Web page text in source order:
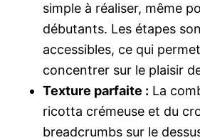
simple à réaliser, même
débutants. Les étapes
accessibles, ce qui
concentrer sur le plaisir
Texture parfaite : La
ricotta crémeuse et du
breadcrumbs sur le